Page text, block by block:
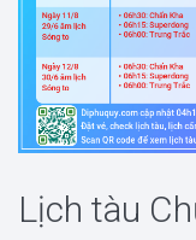
Lịch tàu